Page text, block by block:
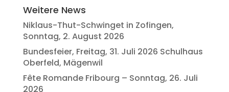
Weitere News
Niklaus-Thut-Schwinget in Zofingen,
Sonntag, 2. August 2026
Bundesfeier, Freitag, 31. Juli 2026 Schulhaus
Oberfeld, Mägenwil
Fête Romande Fribourg – Sonntag, 26. Juli
2026